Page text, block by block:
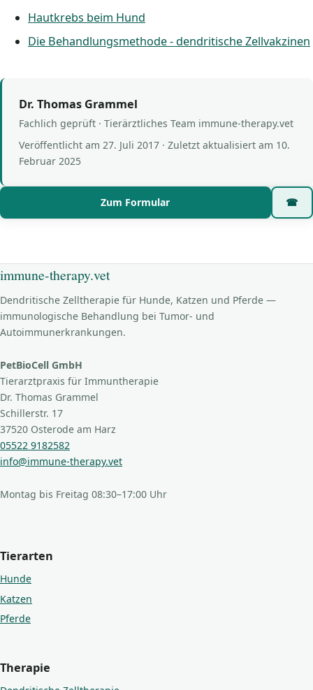
Hautkrebs beim Hund
Die Behandlungsmethode - dendritische Zellvakzinen
Dr. Thomas Grammel
Fachlich geprüft · Tierärztliches Team immune-therapy.vet
Veröffentlicht am 27. Juli 2017 · Zuletzt aktualisiert am 10.
Februar 2025
Zum Formular ☎
immune-therapy.vet
Dendritische Zelltherapie für Hunde, Katzen und Pferde —
immunologische Behandlung bei Tumor- und
Autoimmunerkrankungen.
PetBioCell GmbH
Tierarztpraxis für Immuntherapie
Dr. Thomas Grammel
Schillerstr. 17
37520 Osterode am Harz
05522 9182582
info@immune-therapy.vet
Montag bis Freitag 08:30–17:00 Uhr
Tierarten
Hunde
Katzen
Pferde
Therapie